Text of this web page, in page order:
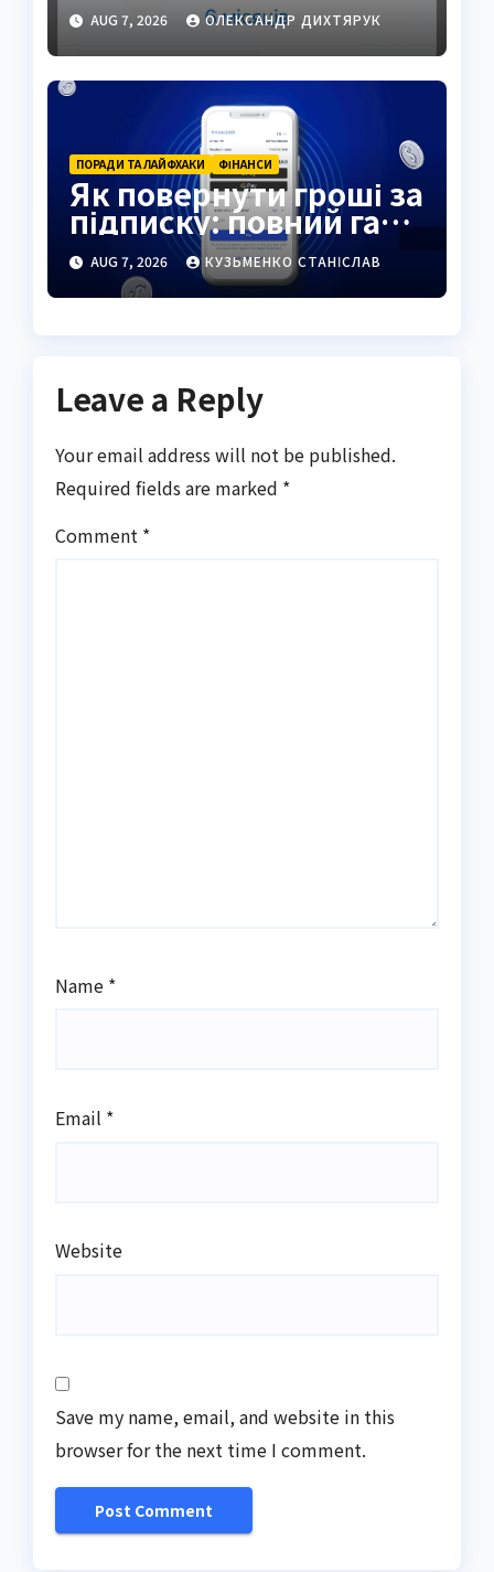
AUG 7, 2026 ОЛЕКСАНДР ДИХТЯРУК
ПОРАДИ ТА ЛАЙФХАКИ ФІНАНСИ
Як повернути гроші за
підписку: повний гайд
2026
AUG 7, 2026 КУЗЬМЕНКО СТАНІСЛАВ
Leave a Reply
Your email address will not be published.
Required fields are marked *
Comment *
Name *
Email *
Website
Save my name, email, and website in this
browser for the next time I comment.